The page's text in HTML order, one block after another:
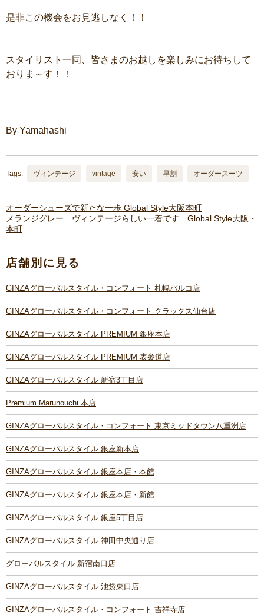
是非この機会をお見逃しなく！！
スタイリスト一同、皆さまのお越しを楽しみにお待ちして
おりま～す！！
By Yamahashi
Tags: ヴィンテージ vintage 安い 早割 オーダースーツ
オーダーシューズで新たな一歩 Global Style大阪本町
メランジグレー ヴィンテージらしい一着です Global Style大阪・
本町
店舗別に見る
GINZAグローバルスタイル・コンフォート 札幌パルコ店
GINZAグローバルスタイル・コンフォート クラックス仙台店
GINZAグローバルスタイル PREMIUM 銀座本店
GINZAグローバルスタイル PREMIUM 表参道店
GINZAグローバルスタイル 新宿3丁目店
Premium Marunouchi 本店
GINZAグローバルスタイル・コンフォート 東京ミッドタウン八重洲店
GINZAグローバルスタイル 銀座新本店
GINZAグローバルスタイル 銀座本店・本館
GINZAグローバルスタイル 銀座本店・新館
GINZAグローバルスタイル 銀座5丁目店
GINZAグローバルスタイル 神田中央通り店
グローバルスタイル 新宿南口店
GINZAグローバルスタイル 池袋東口店
GINZAグローバルスタイル・コンフォート 吉祥寺店